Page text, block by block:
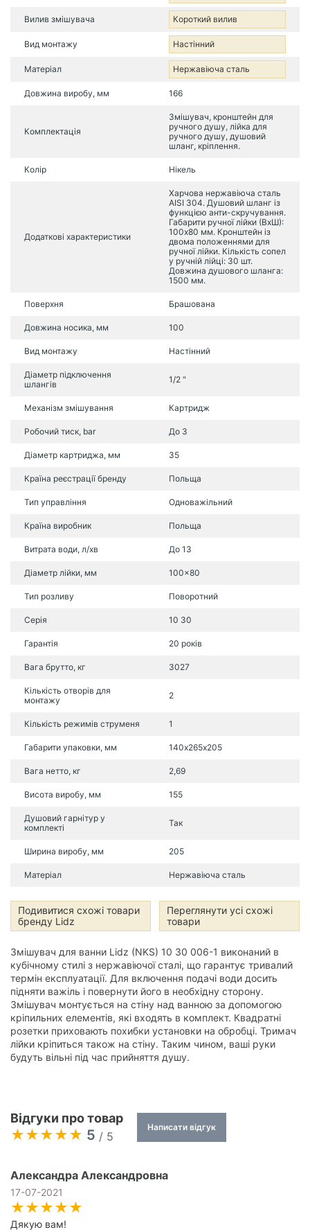
Вилив змішувача Короткий вилив
Вид монтажу Настінний
Матеріал Нержавіюча сталь
Довжина виробу, мм 166
Комплектація
Змішувач, кронштейн для
ручного душу, лійка для
ручного душу, душовий
шланг, кріплення.
Колір Нікель
Додаткові характеристики
Харчова нержавіюча сталь
AISI 304. Душовий шланг із
функцією анти-скручування.
Габарити ручної лійки (ВхШ):
100х80 мм. Кронштейн із
двома положеннями для
ручної лійки. Кількість сопел
у ручній лійці: 30 шт.
Довжина душового шланга:
1500 мм.
Поверхня Брашована
Довжина носика, мм 100
Вид монтажу Настінний
Діаметр підключення
шлангів
1/2 "
Механізм змішування Картридж
Робочий тиск, bar До 3
Діаметр картриджа, мм 35
Країна реєстрації бренду Польща
Тип управління Одноважільний
Країна виробник Польща
Витрата води, л/хв До 13
Діаметр лійки, мм 100x80
Тип розливу Поворотний
Серія 10 30
Гарантія 20 років
Вага брутто, кг 3027
Кількість отворів для
монтажу
2
Кількість режимів струменя 1
Габарити упаковки, мм 140х265х205
Вага нетто, кг 2,69
Висота виробу, мм 155
Душовий гарнітур у
комплекті
Так
Ширина виробу, мм 205
Матеріал Нержавіюча сталь
Подивитися схожі товари
бренду Lidz
Переглянути усі схожі
товари
Змішувач для ванни Lidz (NKS) 10 30 006-1 виконаний в
кубічному стилі з нержавіючої сталі, що гарантує тривалий
термін експлуатації. Для включення подачі води досить
підняти важіль і повернути його в необхідну сторону.
Змішувач монтується на стіну над ванною за допомогою
кріпильних елементів, які входять в комплект. Квадратні
розетки приховають похибки установки на обробці. Тримач
лійки кріпиться також на стіну. Таким чином, ваші руки
будуть вільні під час прийняття душу.
Відгуки про товар
5 / 5
Написати відгук
Александра Александровна
17-07-2021
Дякую вам!